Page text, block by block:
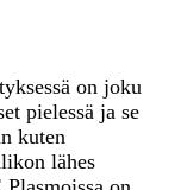
on joku
pielessä ja se
kuten
lähes